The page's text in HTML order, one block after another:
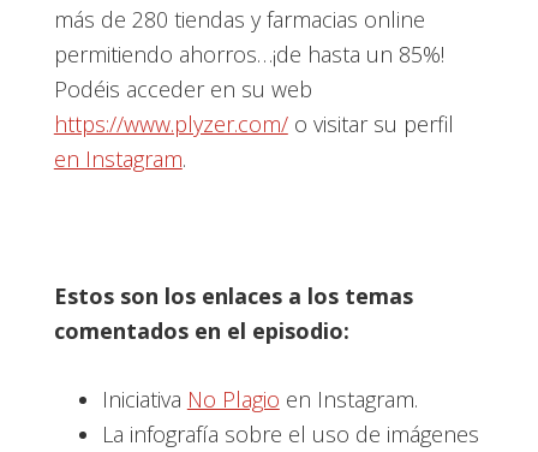
más de 280 tiendas y farmacias online
permitiendo ahorros…¡de hasta un 85%!
Podéis acceder en su web
https://www.plyzer.com/o visitar su perfil
en Instagram.
Estos son los enlaces a los temas
comentados en el episodio:
Iniciativa No Plagio en Instagram.
La infografía sobre el uso de imágenes